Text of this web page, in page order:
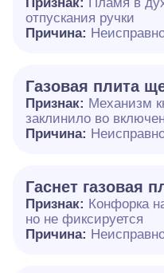
отпускания ручки
Причина:
Газовая плита
Признак: Механизм
заклинило во
Причина:
Гаснет газовая
Признак: Конфорка
но не фиксируется
Причина: